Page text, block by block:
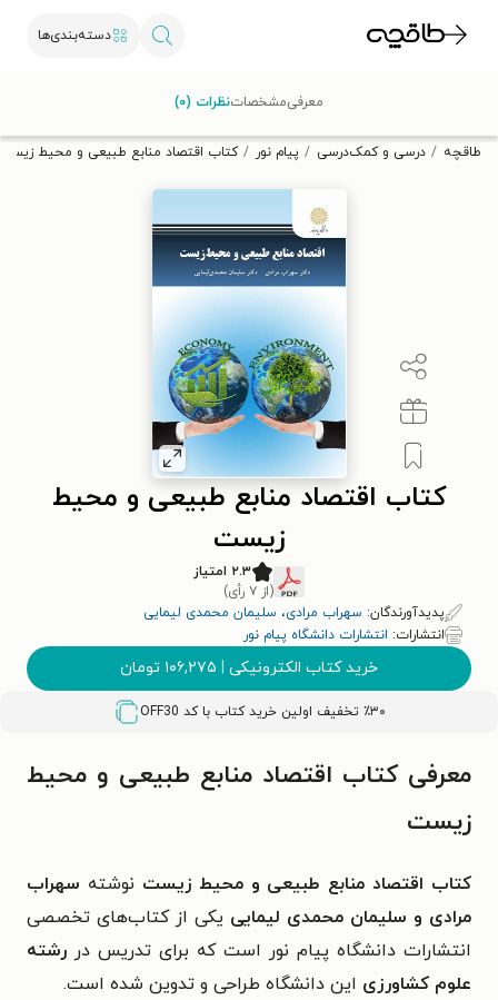
دسته‌بندی‌ها
تخفیف از طاقچه دریافت کن.
طاقچه درسی و کمک‌درسی پیام نور کتاب اقتصاد منابع طبیعی و محیط زیست
کتاب اقتصاد منابع طبیعی و محیط
زیست
۲.۳ امتیاز
(از ۷ رأی)
پدیدآورندگان: سهراب مرادی، سلیمان محمدی لیمایی
انتشارات: انتشارات دانشگاه پیام نور
خرید کتاب الکترونیکی | ۱۰۶,۲۷۵ تومان
٪۳۰ تخفیف اولین خرید کتاب با کد OFF30
معرفیمشخصاتنظرات (۰)
معرفی کتاب اقتصاد منابع طبیعی و محیط
زیست
کتاب اقتصاد منابع طبیعی و محیط زیست نوشته سهراب
مرادی و سلیمان محمدی لیمایی یکی از کتاب‌های تخصصی
انتشارات دانشگاه پیام نور است که برای تدریس در رشته
علوم کشاورزی این دانشگاه طراحی و تدوین شده است.